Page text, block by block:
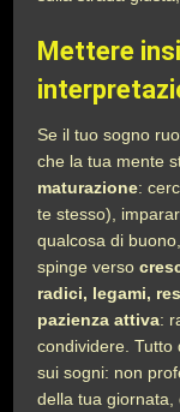
Mettere
Se il tuo sogno
che la tua mente
maturazione:
te stesso),
qualcosa di
spinge verso
radici, legami,
pazienza attiva:
condividere. Tutto
sui sogni: non
della tua giornata,